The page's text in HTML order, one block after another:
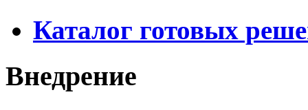
Каталог готовых
Внедрение